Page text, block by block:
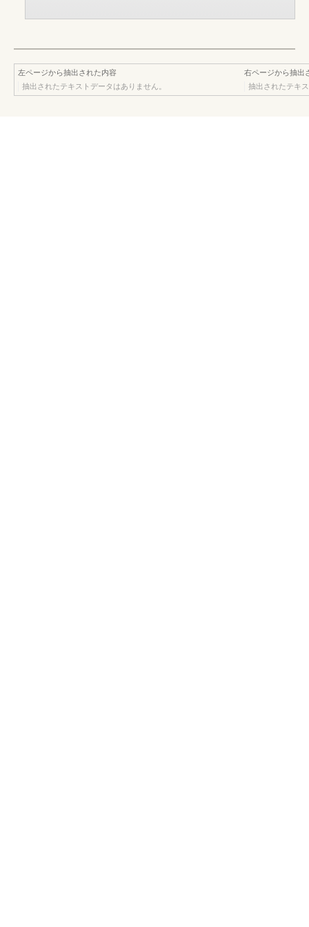
左ページから抽出された内容
抽出されたテキストデータはありません。
右ページから抽出
抽出されたテキ